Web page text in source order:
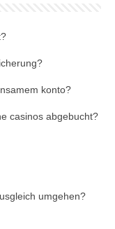
konto?
casinos abgebucht?
umgehen?